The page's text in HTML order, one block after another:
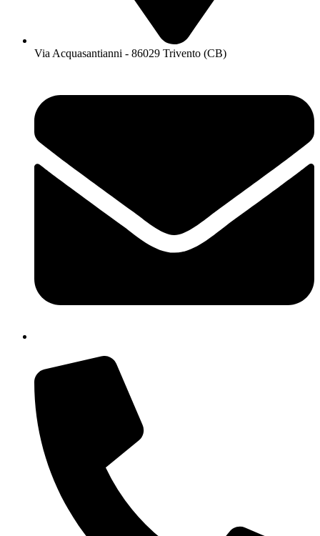
Via Acquasantianni - 86029 Trivento (CB)